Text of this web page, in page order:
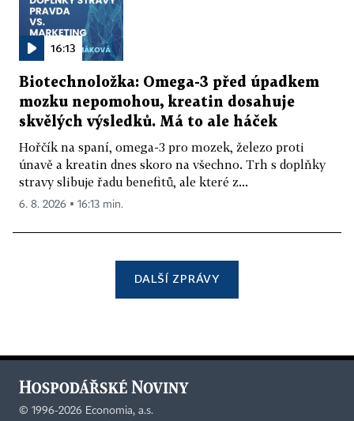
16:13
Biotechnoložka: Omega-3 před úpadkem
mozku nepomohou, kreatin dosahuje
skvělých výsledků. Má to ale háček
Hořčík na spaní, omega-3 pro mozek, železo proti
únavě a kreatin dnes skoro na všechno. Trh s doplňky
stravy slibuje řadu benefitů, ale které z...
6. 8. 2026 ▪ 16:13 min.
DALŠÍ ZPRÁVY
© 1996-2026 Economia, a.s.